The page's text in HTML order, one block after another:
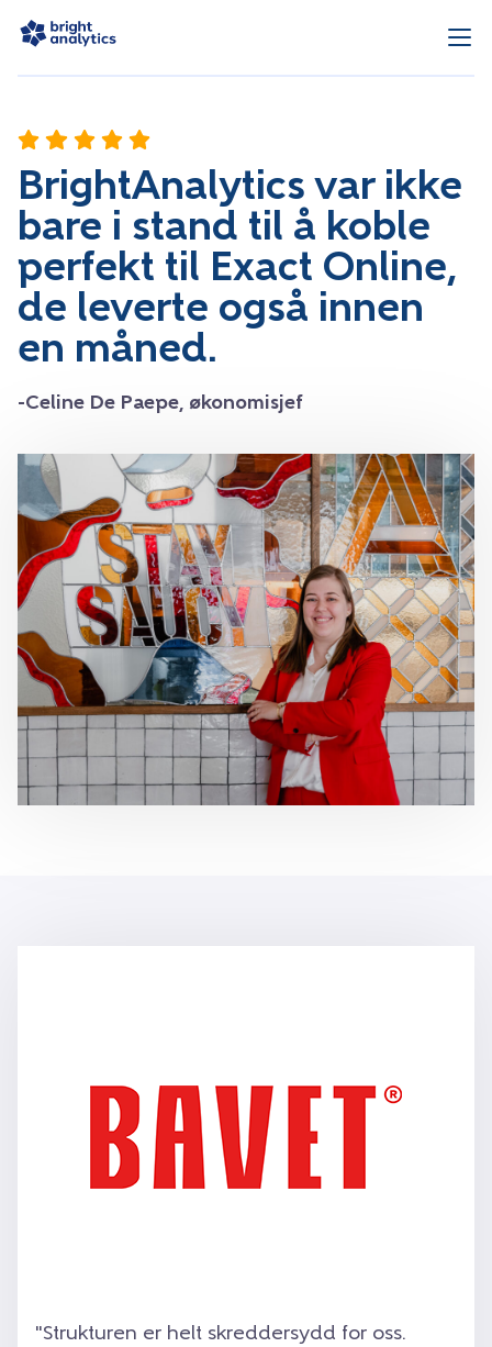
BrightAnalytics var ikke
bare i stand til å koble
perfekt til Exact Online,
de leverte også innen
en måned.
-Celine De Paepe, økonomisjef
"Strukturen er helt skreddersydd for oss.